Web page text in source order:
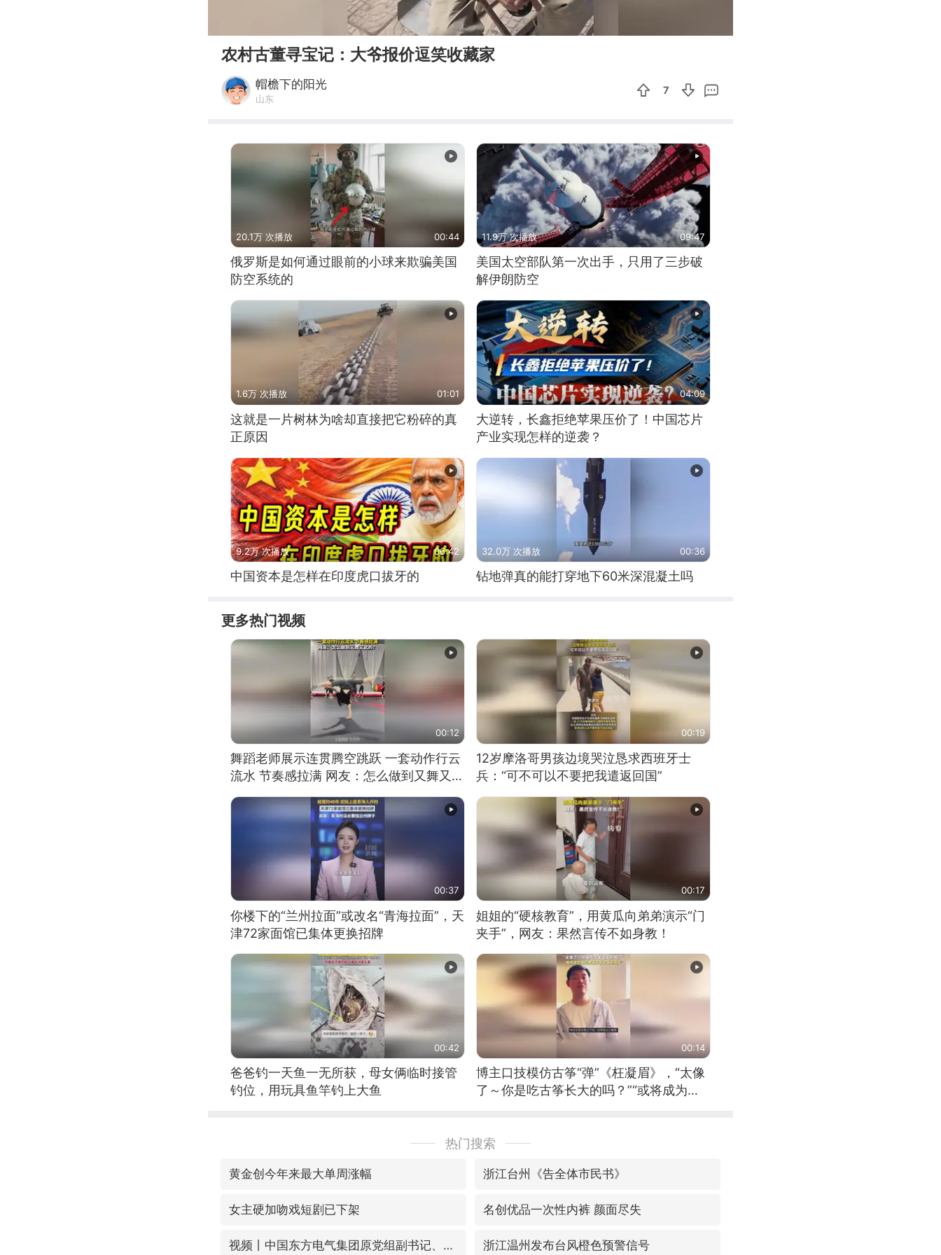
农村古董寻宝记：大爷报价逗笑收藏家
帽檐下的阳光
山东
7
20.1万 次播放 00:44
俄罗斯是如何通过眼前的小球来欺骗美国
防空系统的
11.9万 次播放 09:47
美国太空部队第一次出手，只用了三步破
解伊朗防空
1.6万 次播放 01:01
这就是一片树林为啥却直接把它粉碎的真
正原因
04:09
大逆转，长鑫拒绝苹果压价了！中国芯片
产业实现怎样的逆袭？
9.2万 次播放 06:42
中国资本是怎样在印度虎口拔牙的
32.0万 次播放 00:36
钻地弹真的能打穿地下60米深混凝土吗
更多热门视频
00:12
舞蹈老师展示连贯腾空跳跃 一套动作行云
流水 节奏感拉满 网友：怎么做到又舞又武
00:19
12岁摩洛哥男孩边境哭泣恳求西班牙士
兵：“可不可以不要把我遣返回国”
00:37
你楼下的“兰州拉面”或改名“青海拉面”，天
津72家面馆已集体更换招牌
00:17
姐姐的“硬核教育”，用黄瓜向弟弟演示“门
夹手”，网友：果然言传不如身教！
00:42
爸爸钓一天鱼一无所获，母女俩临时接管
钓位，用玩具鱼竿钓上大鱼
00:14
博主口技模仿古筝“弹”《枉凝眉》，“太像
了～你是吃古筝长大的吗？”“或将成为首
热门搜索
黄金创今年来最大单周涨幅 浙江台州《告全体市民书》
女主硬加吻戏短剧已下架 名创优品一次性内裤 颜面尽失
视频丨中国东方电气集团原党组副书记、董事宋致远被查 浙江温州发布台风橙色预警信号